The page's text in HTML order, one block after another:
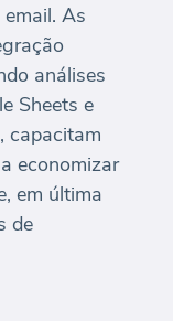
As
análises
Sheets e
capacitam
economizar
em última
de